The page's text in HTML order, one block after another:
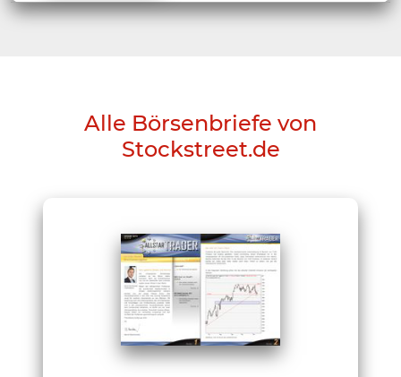
Alle Börsenbriefe von
Stockstreet.de